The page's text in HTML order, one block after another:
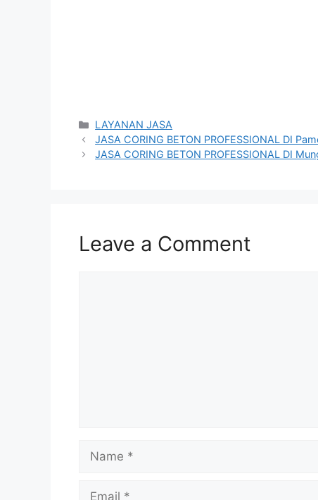
Categories
LAYANAN JASA
JASA CORING BETON PROFESSIONAL DI
JASA CORING BETON PROFESSIONAL DI
Leave a Comment
Name
Email